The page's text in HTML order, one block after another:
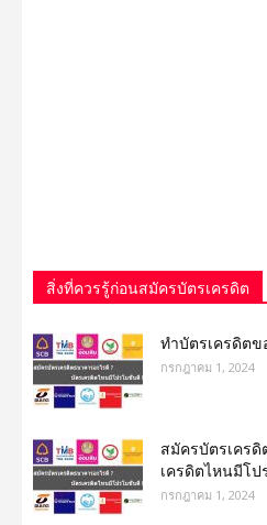
สิ่งที่ควรรู้ก่อนสมัครบัตรเครดิต
ทําบัตรเครดิตข
กรกฎาคม 1, 2024
สมัครบัตรเครดิ
เครดิตไหนมีโป
กรกฎาคม 1, 2024